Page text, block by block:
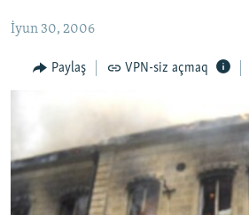
QANUNI DOĞRU
ARAŞDIRMA
FOTOQALEREYA
İNFOQRAFIKA
OXU ZALI
AZƏRBAYCAN ƏDƏBIYYATI KITABXANASI
HAQQIMIZDA
MISSIYAMIZ
BIZI IZLƏ
İyun 30, 2006
Paylaş VPN-siz açmaq